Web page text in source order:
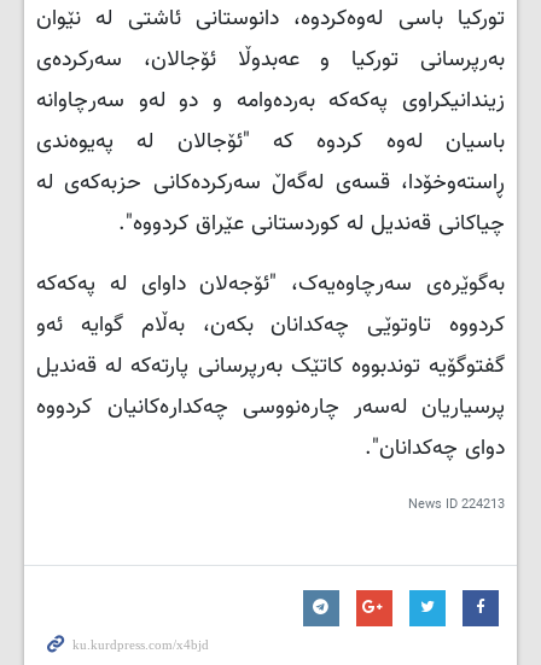
تورکیا باسی لەوەکردوە، دانوستانی ئاشتی لە نێوان
بەرپرسانی تورکیا و عەبدوڵا ئۆجالان، سەرکردەی
زیندانیکراوی پەکەکە بەردەوامە و دو لەو سەرچاوانە
باسیان لەوە کردوە کە "ئۆجالان لە پەیوەندی
ڕاستەوخۆدا، قسەی لەگەڵ سەرکردەکانی حزبەکەی لە
چیاکانی قەندیل لە کوردستانی عێراق کردووە".
بەگوێرەی سەرچاوەیەک، "ئۆجەلان داوای لە پەکەکە
کردووە تاوتوێی چەکدانان بکەن، بەڵام گوایە ئەو
گفتوگۆیە توندبووە کاتێک بەرپرسانی پارتەکە لە قەندیل
پرسیاریان لەسەر چارەنووسی چەکدارەکانیان کردووە
دوای چەکدانان".
News ID224213